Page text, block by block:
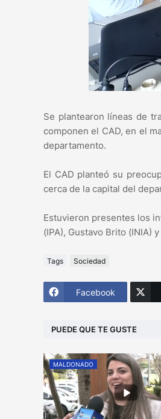
Se plantearon líneas de
componen el CAD, en el
departamento.
El CAD planteó su
cerca de la capital del
Estuvieron presentes los
(IPA), Gustavo Brito (INIA)
Tags Sociedad
Facebook
PUEDE QUE TE GUSTE
MALDONADO